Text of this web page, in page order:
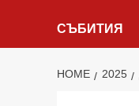
СЪБИТИЯ
HOME 2025